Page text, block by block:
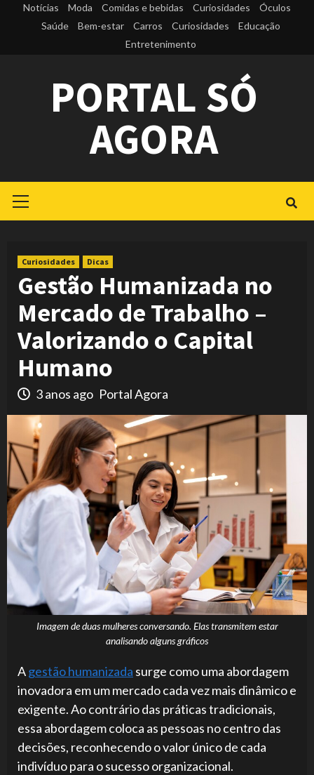
Notícias Moda Comidas e bebidas Curiosidades
Óculos
Saúde
Bem-estar Carros Curiosidades
Educação
Entretenimento
PORTAL SÓ
AGORA
Menu
Curiosidades Dicas
Gestão Humanizada no
Mercado de Trabalho –
Valorizando o Capital
Humano
3 anos ago Portal Agora
Imagem de duas mulheres conversando. Elas transmitem estar
analisando alguns gráficos
Agestão humanizada surge como uma abordagem
inovadora em um mercado cada vez mais dinâmico e
exigente. Ao contrário das práticas tradicionais,
essa abordagem coloca as pessoas no centro das
decisões, reconhecendo o valor único de cada
indivíduo para o sucesso organizacional.